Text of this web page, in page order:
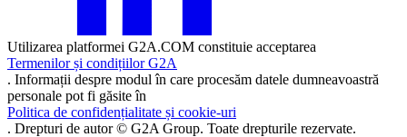
Utilizarea platformei G2A.COM constituie acceptarea
Termenilor și condițiilor G2A
. Informații despre modul în care procesăm datele dumneavoastră
personale pot fi găsite în
Politica de confidențialitate și cookie-uri
. Drepturi de autor © G2A Group. Toate drepturile rezervate.